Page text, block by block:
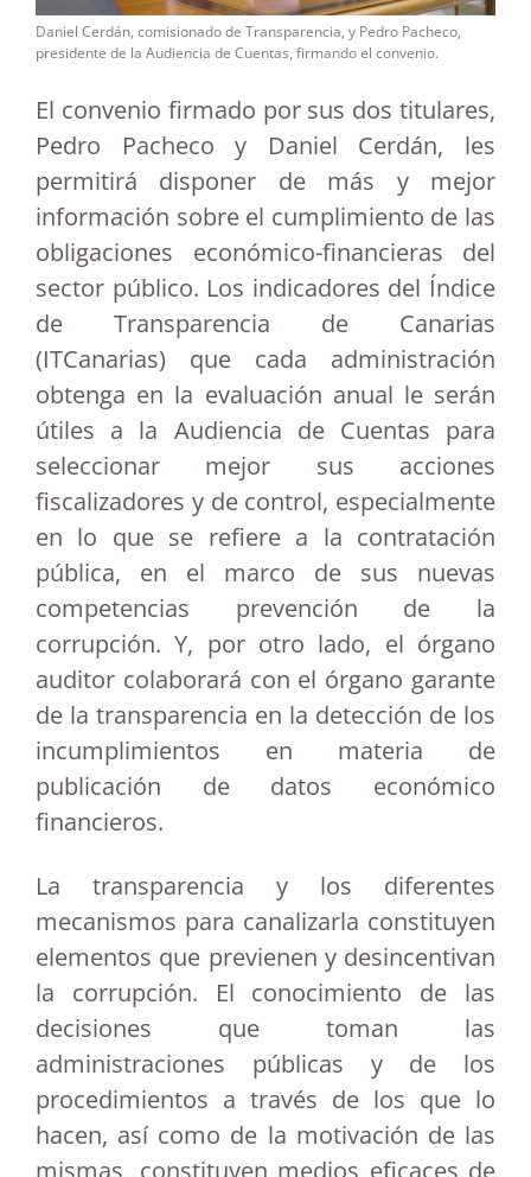
Daniel Cerdán, comisionado de Transparencia, y Pedro Pacheco,
presidente de la Audiencia de Cuentas, firmando el convenio.
El convenio firmado por sus dos titulares,
Pedro Pacheco y Daniel Cerdán, les
permitirá disponer de más y mejor
información sobre el cumplimiento de las
obligaciones económico-financieras del
sector público. Los indicadores del Índice
de Transparencia de Canarias
(ITCanarias) que cada administración
obtenga en la evaluación anual le serán
útiles a la Audiencia de Cuentas para
seleccionar mejor sus acciones
fiscalizadores y de control, especialmente
en lo que se refiere a la contratación
pública, en el marco de sus nuevas
competencias prevención de la
corrupción. Y, por otro lado, el órgano
auditor colaborará con el órgano garante
de la transparencia en la detección de los
incumplimientos en materia de
publicación de datos económico
financieros.
La transparencia y los diferentes
mecanismos para canalizarla constituyen
elementos que previenen y desincentivan
la corrupción. El conocimiento de las
decisiones que toman las
administraciones públicas y de los
procedimientos a través de los que lo
hacen, así como de la motivación de las